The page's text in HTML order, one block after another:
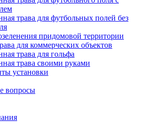
трава для футбольных полей без
придомовой территории
для коммерческих объектов
трава для гольфа
трава своими руками
установки
вопросы